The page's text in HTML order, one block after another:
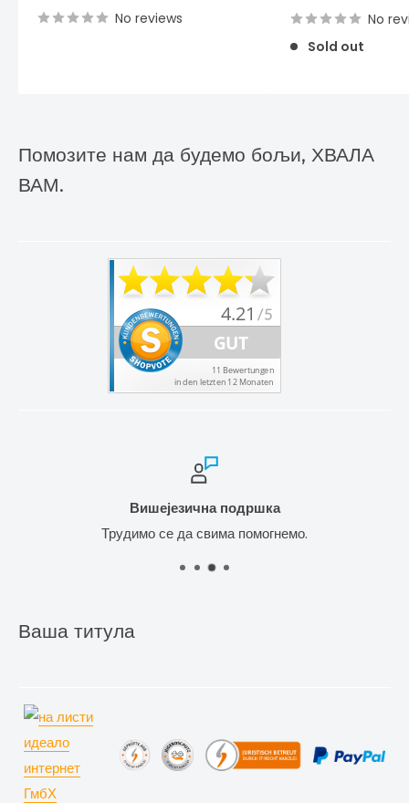
No reviews
No
Sold out
Помозите нам да будемо бољи, ХВАЛА
ВАМ.
Вишејезична подршка
Трудимо се да свима помогнемо.
Ваша титула